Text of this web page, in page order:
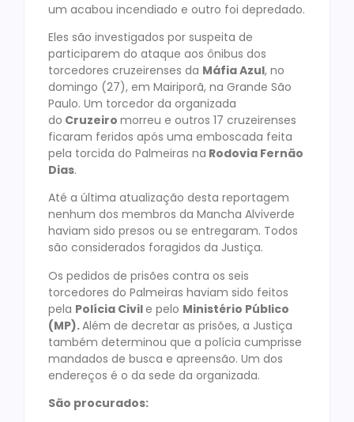
um acabou incendiado e outro foi depredado.
Eles são investigados por suspeita de
participarem do ataque aos ônibus dos
torcedores cruzeirenses da Máfia Azul, no
domingo (27), em Mairiporã, na Grande São
Paulo. Um torcedor da organizada
do Cruzeiro morreu e outros 17 cruzeirenses
ficaram feridos após uma emboscada feita
pela torcida do Palmeiras na Rodovia Fernão
Dias.
Até a última atualização desta reportagem
nenhum dos membros da Mancha Alviverde
haviam sido presos ou se entregaram. Todos
são considerados foragidos da Justiça.
Os pedidos de prisões contra os seis
torcedores do Palmeiras haviam sido feitos
pela Polícia Civile pelo Ministério Público
(MP).Além de decretar as prisões, a Justiça
também determinou que a polícia cumprisse
mandados de busca e apreensão. Um dos
endereços é o da sede da organizada.
São procurados: